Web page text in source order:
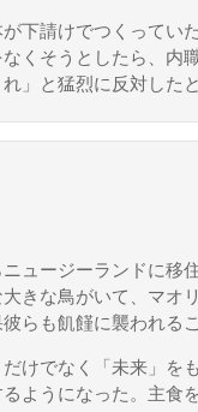
下請けでつくってい
くそうとしたら、内
」と猛烈に反対したと
ュージーランドに移
きな鳥がいて、マオ
らも飢饉に襲われる
けでなく「未来」を
ようになった。主食